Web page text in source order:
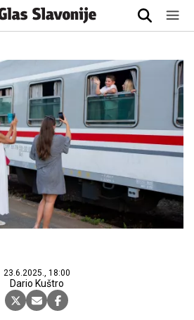
23.6.2025., 18:00
Dario Kuštro